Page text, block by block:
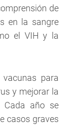
de
en la sangre
el VIH y la
para
y mejorar la
Cada año se
casos graves